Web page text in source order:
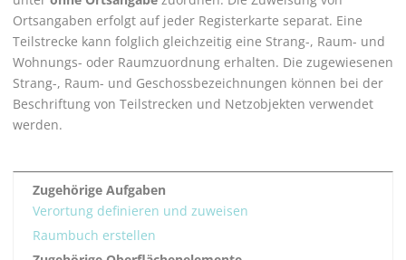
Ortsangaben erfolgt auf jeder Registerkarte separat. Eine
Teilstrecke kann folglich gleichzeitig eine Strang-, Raum- und
Wohnungs- oder Raumzuordnung erhalten. Die zugewiesenen
Strang-, Raum- und Geschossbezeichnungen können bei der
Beschriftung von Teilstrecken und Netzobjekten verwendet
werden.
Zugehörige Aufgaben
Verortung definieren und zuweisen
Raumbuch erstellen